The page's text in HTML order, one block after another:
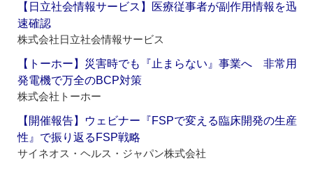
【日立社会情報サービス】医療従事者が副作用情報を迅
速確認
株式会社日立社会情報サービス
【トーホー】災害時でも『止まらない』事業へ 非常用
発電機で万全のBCP対策
株式会社トーホー
【開催報告】ウェビナー『FSPで変える臨床開発の生産
性』で振り返るFSP戦略
サイネオス・ヘルス・ジャパン株式会社